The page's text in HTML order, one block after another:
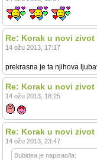
Re: Korak u novi
14 ožu 2013, 17:17
prekrasna je ta njihova
Re: Korak u novi
14 ožu 2013, 18:25
Re: Korak u novi
14 ožu 2013, 23:47
Bubidea je napisao/la: